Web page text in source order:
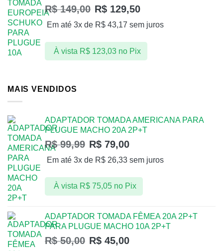
R$149,00 R$ 129,50
Em até 3x de R$ 43,17 sem juros
À vista R$123,03 no Pix
MAIS VENDIDOS
ADAPTADOR TOMADA AMERICANA PARA
PLUGUE MACHO 20A 2P+T
R$99,99 R$ 79,00
Em até 3x de R$ 26,33 sem juros
À vista R$75,05 no Pix
ADAPTADOR TOMADA FÊMEA 20A 2P+T
PARA PLUGUE MACHO 10A 2P+T
R$50,00 R$ 45,00